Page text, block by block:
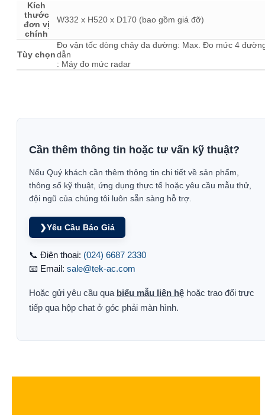
Kích
thước
đơn vị
chính
W332 x H520 x D170 (bao gồm giá đỡ)
Tùy chọn
Đo vận tốc dòng chảy đa đường: Max. Đo mức 4
dẫn
: Máy đo mức radar
Cần thêm thông tin hoặc tư vấn kỹ thuật?
Nếu Quý khách cần thêm thông tin chi tiết về sản phẩm,
thông số kỹ thuật, ứng dụng thực tế hoặc yêu cầu mẫu thử,
đội ngũ của chúng tôi luôn sẵn sàng hỗ trợ.
❯Yêu Cầu Báo Giá
📞 Điện thoại: (024) 6687 2330
📧 Email: sale@tek-ac.com
Hoặc gửi yêu cầu qua biểu mẫu liên hệ hoặc trao đổi trực
tiếp qua hộp chat ở góc phải màn hình.